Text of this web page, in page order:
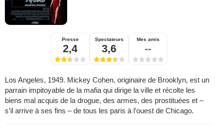
Presse
2,4
Spectateurs
3,6
Mes amis
--
Los Angeles, 1949. Mickey Cohen, originaire de Brooklyn, est un
parrain impitoyable de la mafia qui dirige la ville et récolte les
biens mal acquis de la drogue, des armes, des prostituées et –
s’il arrive à ses fins – de tous les paris à l’ouest de Chicago.